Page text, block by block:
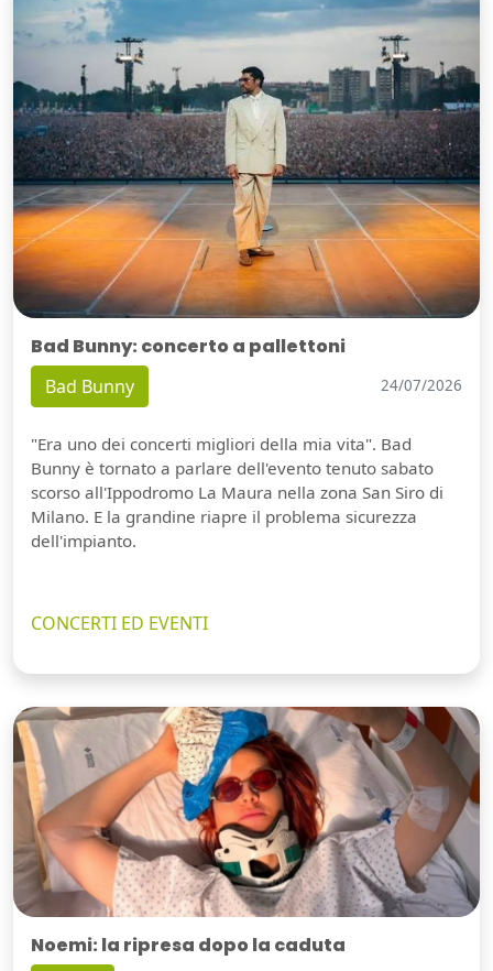
Bad Bunny: concerto a pallettoni
Bad Bunny 24/07/2026
"Era uno dei concerti migliori della mia vita". Bad
Bunny è tornato a parlare dell'evento tenuto sabato
scorso all'Ippodromo La Maura nella zona San Siro di
Milano. E la grandine riapre il problema sicurezza
dell'impianto.
CONCERTI ED EVENTI
Noemi: la ripresa dopo la caduta